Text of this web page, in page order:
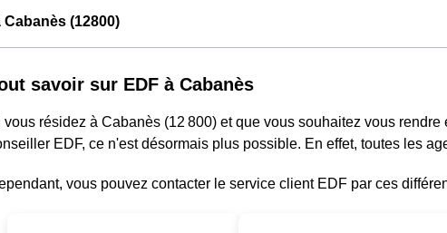
Cabanès (12800)
savoir sur EDF à Cabanès
vous résidez à Cabanès (12 800) et que vous souhaitez vous
EDF, ce n'est désormais plus possible. En effet, toutes les
vous pouvez contacter le service client EDF par ces